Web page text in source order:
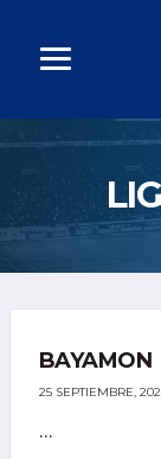
BAYAMON
25 SEPTIEMBRE,
...